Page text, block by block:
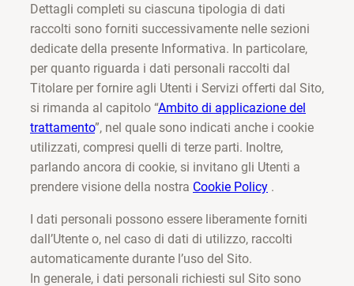
Dettagli completi su ciascuna tipologia di dati
raccolti sono forniti successivamente nelle sezioni
dedicate della presente Informativa. In particolare,
per quanto riguarda i dati personali raccolti dal
Titolare per fornire agli Utenti i Servizi offerti dal Sito,
si rimanda al capitolo “Ambito di applicazione del
trattamento”, nel quale sono indicati anche i cookie
utilizzati, compresi quelli di terze parti. Inoltre,
parlando ancora di cookie, si invitano gli Utenti a
prendere visione della nostra Cookie Policy .
I dati personali possono essere liberamente forniti
dall’Utente o, nel caso di dati di utilizzo, raccolti
automaticamente durante l’uso del Sito.
In generale, i dati personali richiesti sul Sito sono